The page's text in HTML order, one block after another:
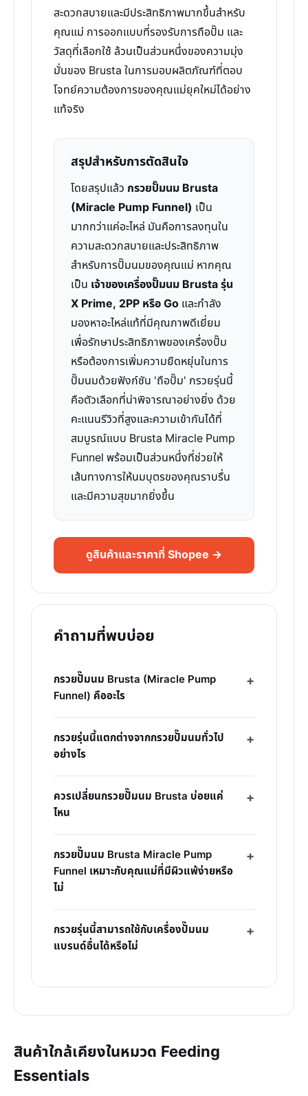
สะดวกสบายและมีประสิทธิภาพมากขึ้นสำหรับ
คุณแม่ การออกแบบที่รองรับการถือปั๊ม และ
วัสดุที่เลือกใช้ ล้วนเป็นส่วนหนึ่งของความมุ่ง
มั่นของ Brusta ในการมอบผลิตภัณฑ์ที่ตอบ
โจทย์ความต้องการของคุณแม่ยุคใหม่ได้อย่าง
แท้จริง
สรุปสำหรับการตัดสินใจ
โดยสรุปแล้ว กรวยปั๊มนม Brusta
(Miracle Pump Funnel) เป็น
มากกว่าแค่อะไหล่ มันคือการลงทุนใน
ความสะดวกสบายและประสิทธิภาพ
สำหรับการปั๊มนมของคุณแม่ หากคุณ
เป็น เจ้าของเครื่องปั๊มนม Brusta รุ่น
X Prime, 2PP หรือ Go และกำลัง
มองหาอะไหล่แท้ที่มีคุณภาพดีเยี่ยม
เพื่อรักษาประสิทธิภาพของเครื่องปั๊ม
หรือต้องการเพิ่มความยืดหยุ่นในการ
ปั๊มนมด้วยฟังก์ชัน 'ถือปั๊ม' กรวยรุ่นนี้
คือตัวเลือกที่น่าพิจารณาอย่างยิ่ง ด้วย
คะแนนรีวิวที่สูงและความเข้ากันได้ที่
สมบูรณ์แบบ Brusta Miracle Pump
Funnel พร้อมเป็นส่วนหนึ่งที่ช่วยให้
เส้นทางการให้นมบุตรของคุณราบรื่น
และมีความสุขมากยิ่งขึ้น
ดูสินค้าและราคาที่ Shopee →
คำถามที่พบบ่อย
กรวยปั๊มนม Brusta (Miracle Pump
Funnel) คืออะไร
กรวยรุ่นนี้แตกต่างจากกรวยปั๊มนมทั่วไป
อย่างไร
ควรเปลี่ยนกรวยปั๊มนม Brusta บ่อยแค่
ไหน
กรวยปั๊มนม Brusta Miracle Pump
Funnel เหมาะกับคุณแม่ที่มีผิวแพ้ง่ายหรือ
ไม่
กรวยรุ่นนี้สามารถใช้กับเครื่องปั๊มนม
แบรนด์อื่นได้หรือไม่
สินค้าใกล้เคียงในหมวด Feeding
Essentials